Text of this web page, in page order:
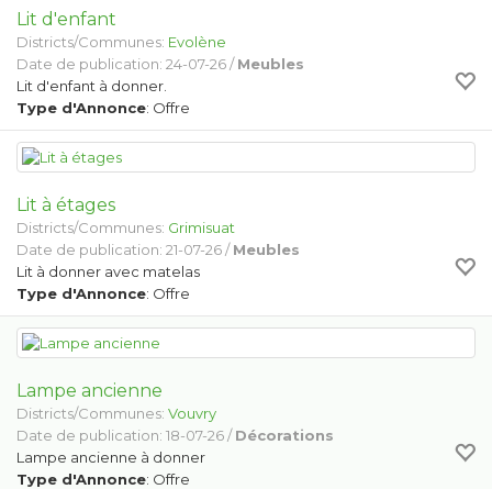
Lit d'enfant
Districts/Communes: Evolène
Date de publication: 24-07-26 /Meubles
Lit d'enfant à donner.
Type d'Annonce: Offre
Lit à étages
Districts/Communes: Grimisuat
Date de publication: 21-07-26 /Meubles
Lit à donner avec matelas
Type d'Annonce: Offre
Lampe ancienne
Districts/Communes: Vouvry
Date de publication: 18-07-26 /Décorations
Lampe ancienne à donner
Type d'Annonce: Offre